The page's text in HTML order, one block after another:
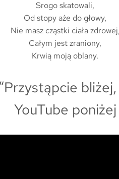
Srogo skatowali,
Od stopy aże do głowy,
Nie masz cząstki ciała zdrowej,
Całym jest zraniony,
Krwią moją oblany.
YouTube poniżej